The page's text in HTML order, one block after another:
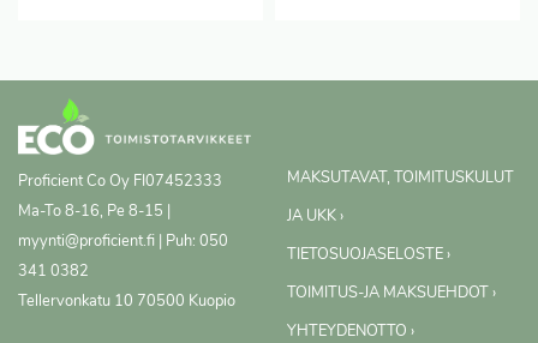
Proficient Co Oy FI07452333
Ma-To 8-16, Pe 8-15 |
myynti@proficient.fi | Puh: 050
341 0382
Tellervonkatu 10 70500 Kuopio
MAKSUTAVAT, TOIMITUSKULUT
JA UKK ›
TIETOSUOJASELOSTE ›
TOIMITUS-JA MAKSUEHDOT ›
YHTEYDENOTTO ›